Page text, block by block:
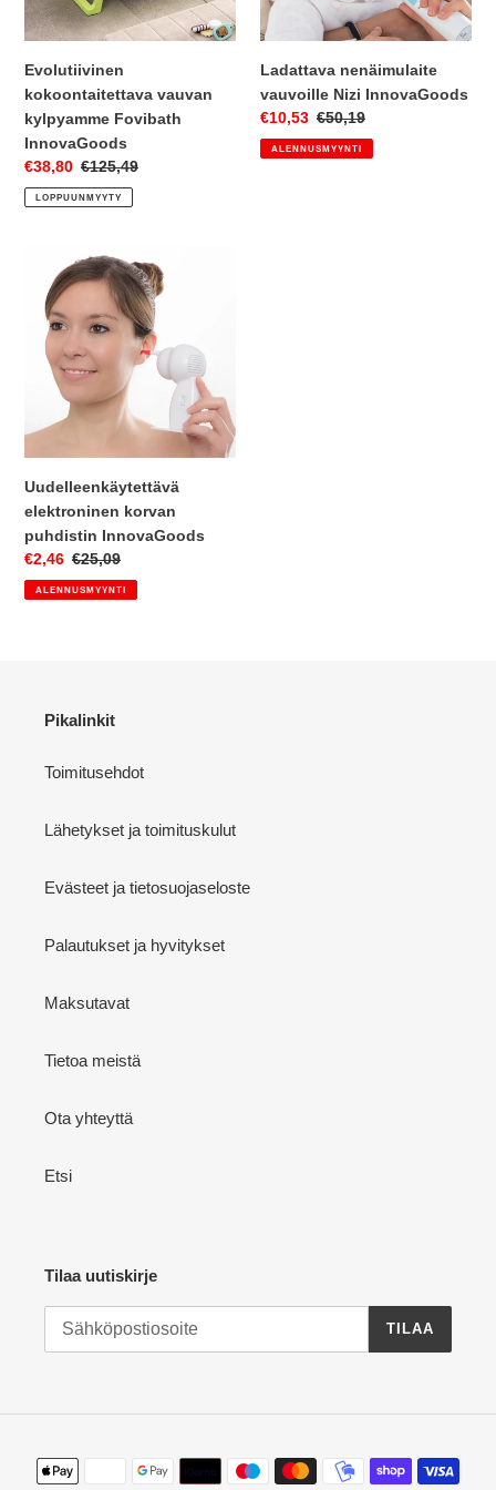
Evolutiivinen
kokoontaitettava vauvan
kylpyamme Fovibath
InnovaGoods
Myyntihinta
€38,80 Normaalihinta
€125,49
LOPPUUNMYYTY
Ladattava nenäimulaite
vauvoille Nizi InnovaGoods
Myyntihinta
€10,53 Normaalihinta
€50,19
ALENNUSMYYNTI
Uudelleenkäytettävä
elektroninen
korvan
puhdistin
InnovaGoods
Uudelleenkäytettävä
elektroninen korvan
puhdistin InnovaGoods
Myyntihinta
€2,46 Normaalihinta
€25,09
ALENNUSMYYNTI
Pikalinkit
Toimitusehdot
Lähetykset ja toimituskulut
Evästeet ja tietosuojaseloste
Palautukset ja hyvitykset
Maksutavat
Tietoa meistä
Ota yhteyttä
Etsi
Tilaa uutiskirje
TILAA
Maksutavat